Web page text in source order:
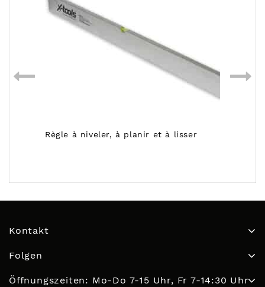
Règle à niveler, à planir et à lisser
Kontakt
Folgen
Öffnungszeiten: Mo-Do 7-15 Uhr, Fr 7-14:30 Uhr